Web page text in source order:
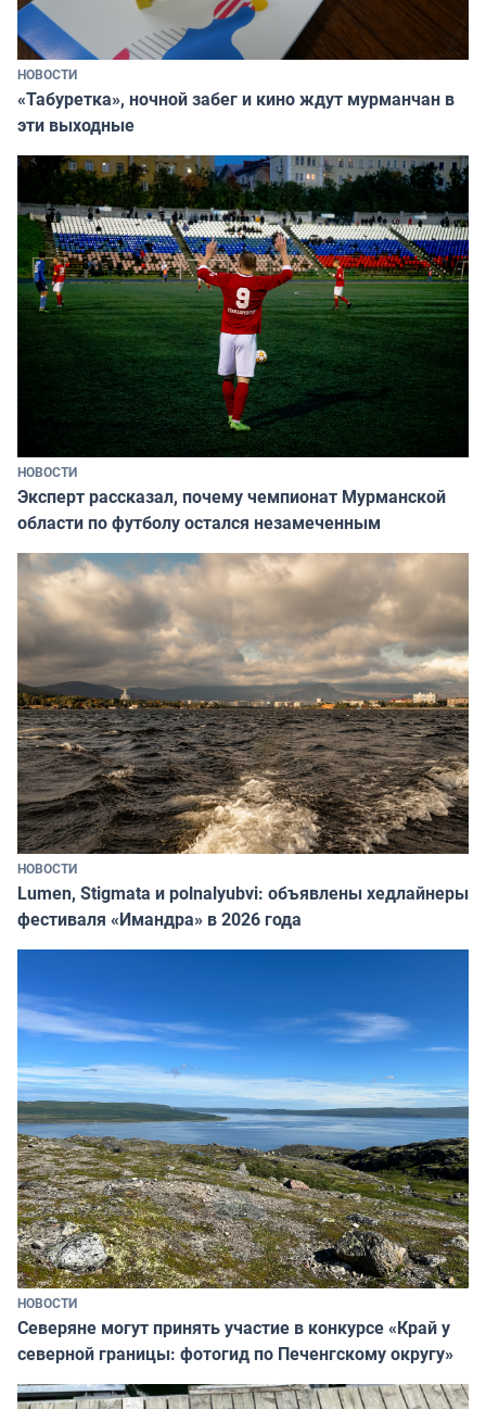
НОВОСТИ
«Табуретка», ночной забег и кино ждут мурманчан в
эти выходные
НОВОСТИ
Эксперт рассказал, почему чемпионат Мурманской
области по футболу остался незамеченным
НОВОСТИ
Lumen, Stigmata и polnalyubvi: объявлены хедлайнеры
фестиваля «Имандра» в 2026 года
НОВОСТИ
Северяне могут принять участие в конкурсе «Край у
северной границы: фотогид по Печенгскому округу»